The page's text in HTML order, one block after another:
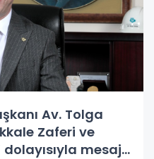
Av. Tolga
Zaferi ve
mesaj